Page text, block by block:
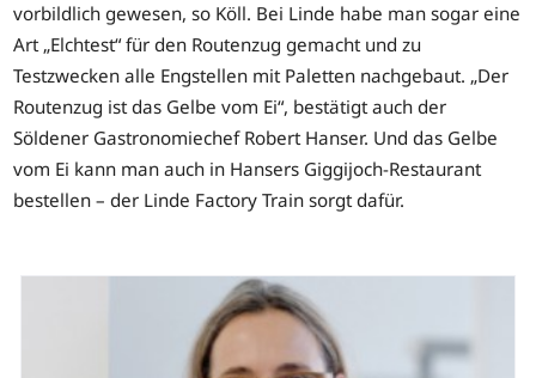
vorbildlich gewesen, so Köll. Bei Linde habe man sogar eine
Art „Elchtest“ für den Routenzug gemacht und zu
Testzwecken alle Engstellen mit Paletten nachgebaut. „Der
Routenzug ist das Gelbe vom Ei“, bestätigt auch der
Söldener Gastronomiechef Robert Hanser. Und das Gelbe
vom Ei kann man auch in Hansers Giggijoch-Restaurant
bestellen – der Linde Factory Train sorgt dafür.